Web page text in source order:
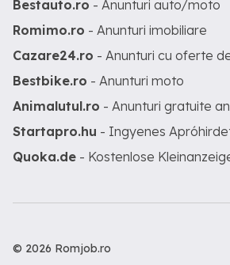
Bestauto.ro - Anunturi auto/moto
Romimo.ro - Anunturi imobiliare
Cazare24.ro - Anunturi cu oferte
Bestbike.ro - Anunturi moto
Animalutul.ro - Anunturi gratuite
Startapro.hu - Ingyenes
Quoka.de - Kostenlose
© 2026 Romjob.ro